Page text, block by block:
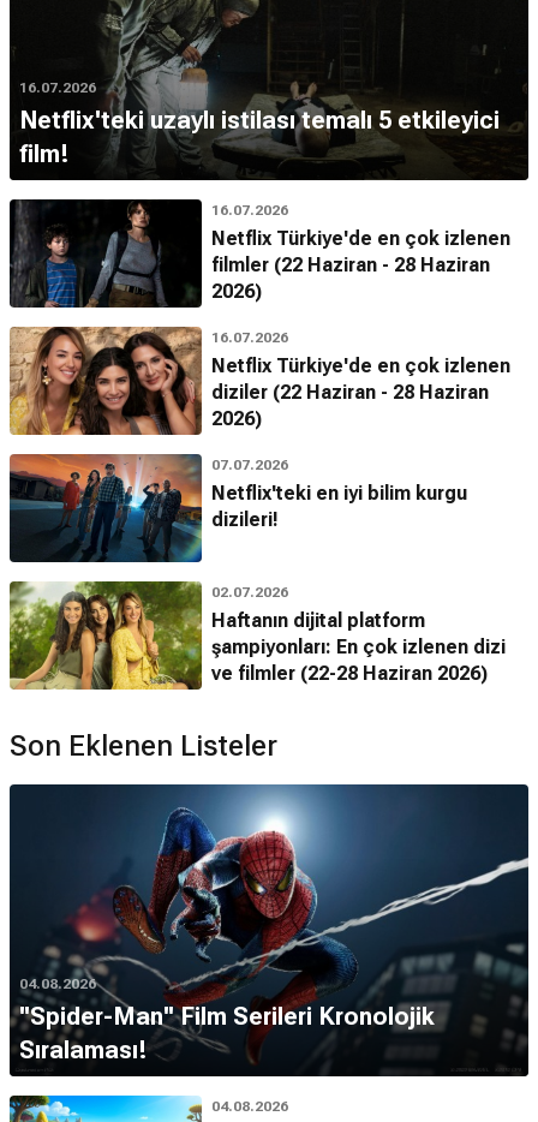
16.07.2026
Netflix'teki uzaylı istilası temalı 5 etkileyici
film!
16.07.2026
Netflix Türkiye'de en çok izlenen
filmler (22 Haziran - 28 Haziran
2026)
16.07.2026
Netflix Türkiye'de en çok izlenen
diziler (22 Haziran - 28 Haziran
2026)
07.07.2026
Netflix'teki en iyi bilim kurgu
dizileri!
02.07.2026
Haftanın dijital platform
şampiyonları: En çok izlenen dizi
ve filmler (22-28 Haziran 2026)
Son Eklenen Listeler
04.08.2026
''Spider-Man'' Film Serileri Kronolojik
Sıralaması!
04.08.2026